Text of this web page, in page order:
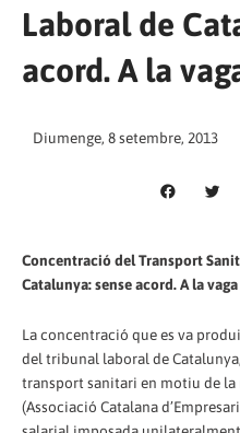
Laboral de
acord. A la
Diumenge, 8 setembre, 2013
Concentració del Transport
Catalunya: sense acord. A la vaga
La concentració que es va
del tribunal laboral de
transport sanitari en motiu de la
(Associació Catalana